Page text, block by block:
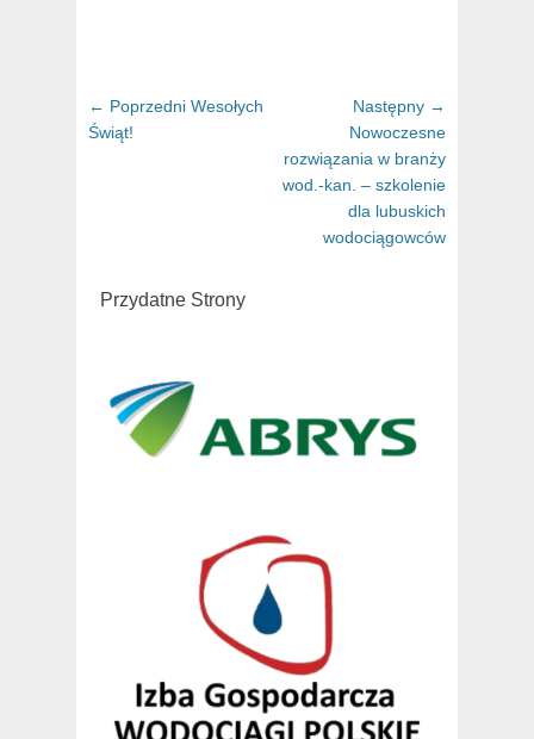
Nawigacja
wpisu
← Poprzedni Poprzedni
Wesołych
Świąt!
Następny →
Nowoczesne
rozwiązania w branży
wod.-kan. – szkolenie
dla lubuskich
wodociągowców
Przydatne Strony